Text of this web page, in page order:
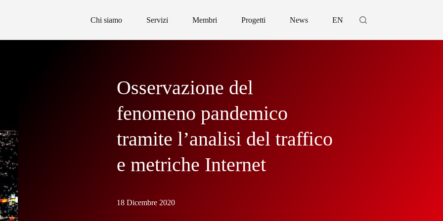
Chi siamo Servizi Membri Progetti News EN
Osservazione del
fenomeno pandemico
tramite l’analisi del traffico
e metriche Internet
18 Dicembre 2020